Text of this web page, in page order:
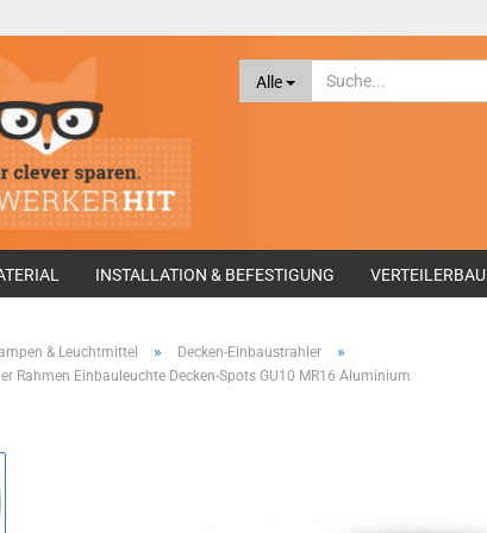
Alle
INSTALLATION & BEFESTIGUNG VERTEILERBAU
& Leuchtmittel » Decken-Einbaustrahler »
Rahmen Einbauleuchte Decken-Spots GU10 MR16 Aluminium